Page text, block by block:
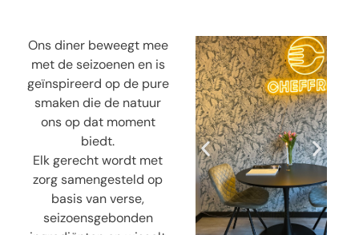
Ons diner beweegt mee
met de seizoenen en is
geïnspireerd op de pure
smaken die de natuur
ons op dat moment
biedt.
Elk gerecht wordt met
zorg samengesteld op
basis van verse,
seizoensgebonden